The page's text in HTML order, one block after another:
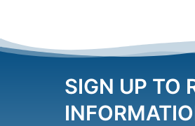
SIGN UP TO